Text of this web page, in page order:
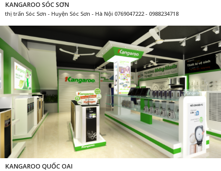
KANGAROO SÓC SƠN
thị trấn Sóc Sơn - Huyện Sóc Sơn - Hà Nội 0769047222 - 0988234718
KANGAROO QUỐC OAI